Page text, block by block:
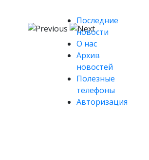
Последние
новости
О нас
Архив
новостей
Полезные
телефоны
Авторизация